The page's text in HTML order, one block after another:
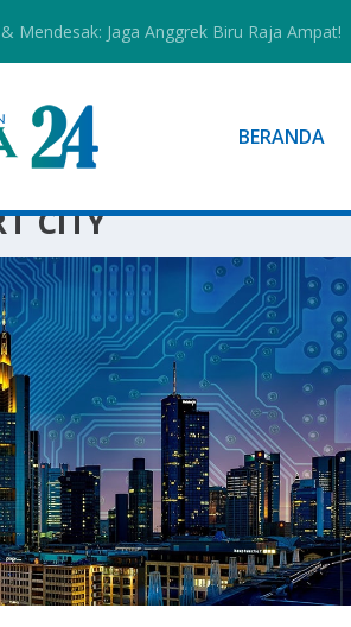
Mendesak: Jaga Anggrek Biru Raja Ampat!
BERANDA
CITY